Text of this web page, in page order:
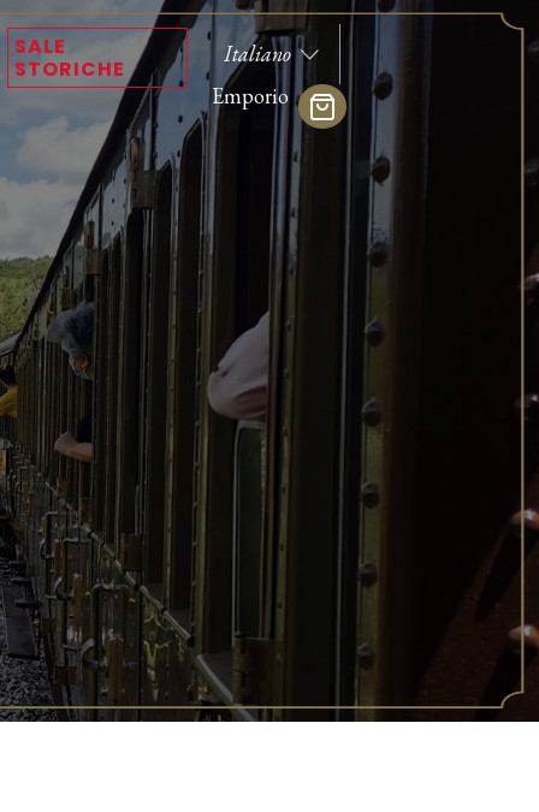
SALE
STORICHE
Emporio